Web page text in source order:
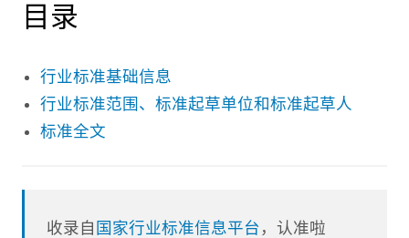
目录
行业标准基础信息
行业标准范围、标准起草单位和标准起草人
标准全文
收录自 国家行业标准信息平台 ，认准啦